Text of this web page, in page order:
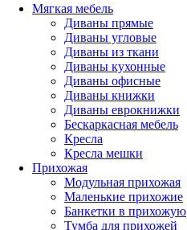
Мягкая мебель
Диваны прямые
Диваны угловые
Диваны из ткани
Диваны кухонные
Диваны офисные
Диваны книжки
Диваны еврокнижки
Бескаркасная мебель
Кресла
Кресла мешки
Прихожая
Модульная прихожая
Маленькие прихожие
Банкетки в прихожую
Тумба для прихожей